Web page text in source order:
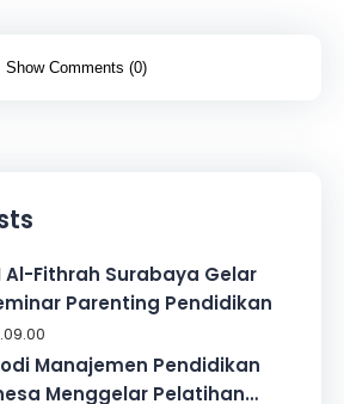
Show Comments (0)
Al-Fithrah Surabaya Gelar
Parenting Pendidikan
Manajemen Pendidikan
Menggelar Pelatihan